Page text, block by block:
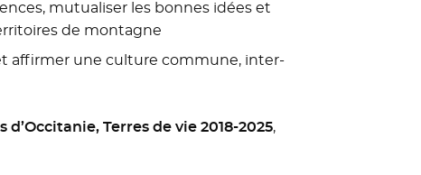
mutualiser les bonnes idées et
de montagne
affirmer une culture commune, inter-
d’Occitanie, Terres de vie 2018-2025,